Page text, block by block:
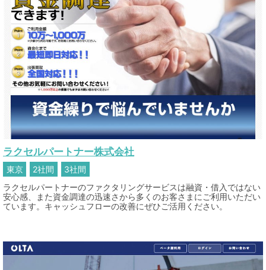
ラクセルパートナー株式会社
東京 2社間
3社間
ラクセルパートナーのファクタリングサービスは融資・借入ではない
安心感、また資金調達の迅速さから多くのお客さまにご利用いただい
ています。キャッシュフローの改善にぜひご活用ください。